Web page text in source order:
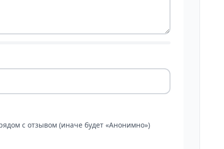
с отзывом (иначе будет «Анонимно»)